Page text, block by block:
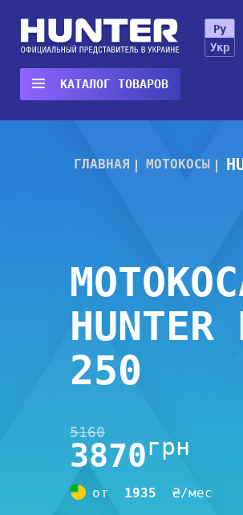
Ру
Укр
КАТАЛОГТОВАРОВ
ГЛАВНАЯ МОТОКОСЫ
HUNTER
250
5160
3870грн
от 1935 ₴/мес